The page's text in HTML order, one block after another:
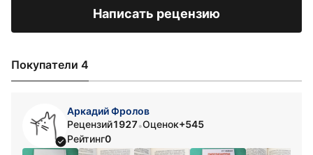
Написать рецензию
Покупатели 4
Аркадий Фролов
Рецензий1927•Оценок+545
Рейтинг0